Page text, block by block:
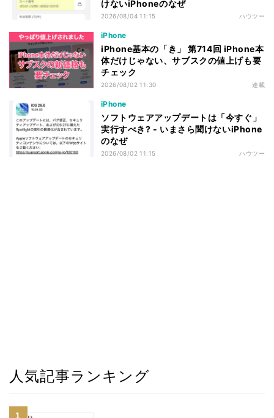
けないiPhoneのなぜ
2026/08/04 11:15 ハウツー
iPhone
iPhone基本の「き」 第714回 iPhone本
体だけじゃない、サブスクの値上げも要
チェック
2026/08/02 11:30 連載
iPhone
ソフトウェアアップデートは「今すぐ」
実行すべき? - いまさら聞けないiPhone
のなぜ
2026/08/02 11:15 ハウツー
人気記事ランキング